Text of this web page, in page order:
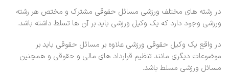
در رشته های مختلف ورزشی مسائل حقوقی مشترک و مختص هر رشته
ورزشی وجود دارد که یک وکیل ورزشی باید بر آن ها تسلط داشته باشد.
در واقع یک وکیل حقوقی ورزشی علاوه بر مسائل حقوقی باید بر
موضوعات دیگری مانند تنظیم قرارداد های مالی و حقوقی و همچنین
مسائل ورزشی مسلط باشد.